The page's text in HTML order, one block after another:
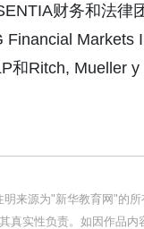
财务和法律
Financial Markets
和Ritch, Mueller
明来源为"新华教育网"的
真实性负责。如因作品